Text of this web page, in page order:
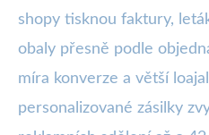
shopy tisknou faktury,
obaly přesně podle
míra konverze a větší
personalizované zásilky